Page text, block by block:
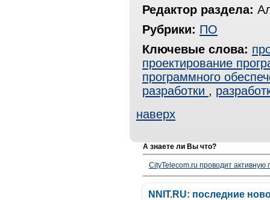
Редактор раздела:
Рубрики: ПО
Ключевые слова:
проектирование
программного
разработки ,
наверх
А знаете ли Вы что?
CityTelecom.ru проводит активную
NNIT.RU: последние